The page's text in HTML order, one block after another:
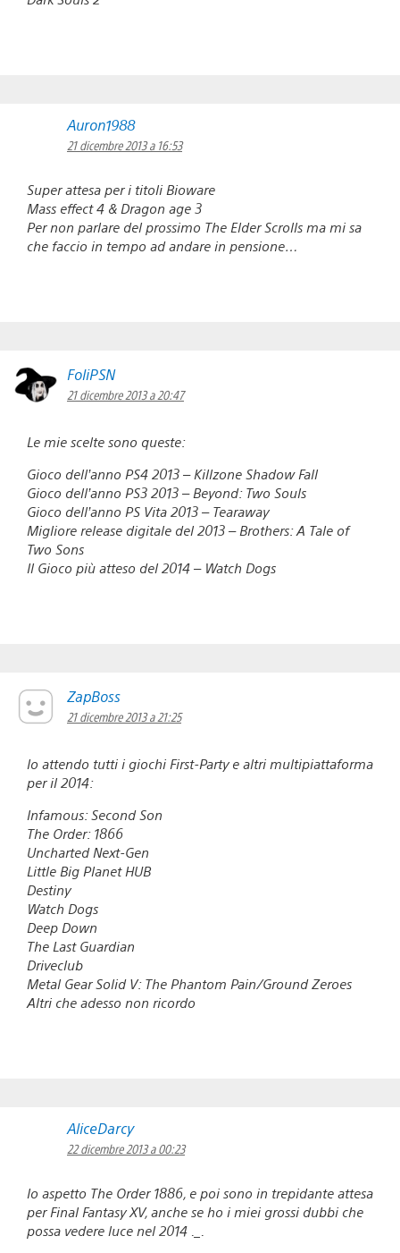
Auron1988
21 dicembre 2013 a 16:53
Super attesa per i titoli Bioware
Mass effect 4 & Dragon age 3
Per non parlare del prossimo The Elder Scrolls ma mi sa
che faccio in tempo ad andare in pensione…
FoliPSN
21 dicembre 2013 a 20:47
Le mie scelte sono queste:
Gioco dell’anno PS4 2013 – Killzone Shadow Fall
Gioco dell’anno PS3 2013 – Beyond: Two Souls
Gioco dell’anno PS Vita 2013 – Tearaway
Migliore release digitale del 2013 – Brothers: A Tale of
Two Sons
Il Gioco più atteso del 2014 – Watch Dogs
ZapBoss
21 dicembre 2013 a 21:25
Io attendo tutti i giochi First-Party e altri multipiattaforma
per il 2014:
Infamous: Second Son
The Order: 1866
Uncharted Next-Gen
Little Big Planet HUB
Destiny
Watch Dogs
Deep Down
The Last Guardian
Driveclub
Metal Gear Solid V: The Phantom Pain/Ground Zeroes
Altri che adesso non ricordo
AliceDarcy
22 dicembre 2013 a 00:23
Io aspetto The Order 1886, e poi sono in trepidante attesa
per Final Fantasy XV, anche se ho i miei grossi dubbi che
possa vedere luce nel 2014 ._.